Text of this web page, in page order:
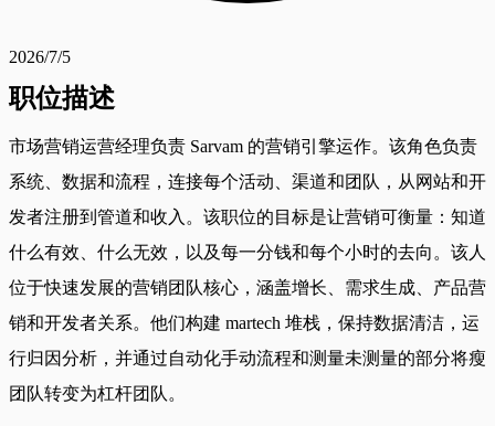
2026/7/5
职位描述
市场营销运营经理负责 Sarvam 的营销引擎运作。该角色负责
系统、数据和流程，连接每个活动、渠道和团队，从网站和开
发者注册到管道和收入。该职位的目标是让营销可衡量：知道
什么有效、什么无效，以及每一分钱和每个小时的去向。该人
位于快速发展的营销团队核心，涵盖增长、需求生成、产品营
销和开发者关系。他们构建 martech 堆栈，保持数据清洁，运
行归因分析，并通过自动化手动流程和测量未测量的部分将瘦
团队转变为杠杆团队。